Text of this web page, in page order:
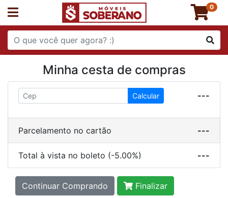
0
Minha cesta de compras
Calcular ---
Parcelamento no cartão ---
Total à vista no boleto (-5.00%) ---
Continuar Comprando Finalizar